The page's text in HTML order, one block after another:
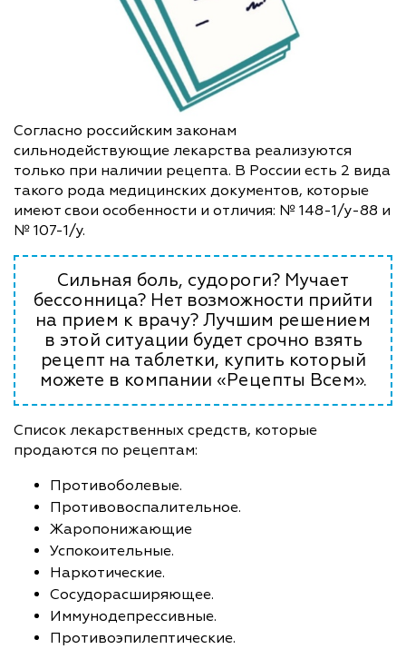
Согласно российским законам
сильнодействующие лекарства реализуются
только при наличии рецепта. В России есть 2 вида
такого рода медицинских документов, которые
имеют свои особенности и отличия: № 148-1/у-88 и
№ 107-1/у.
Сильная боль, судороги? Мучает
бессонница? Нет возможности прийти
на прием к врачу? Лучшим решением
в этой ситуации будет срочно взять
рецепт на таблетки, купить который
можете в компании «Рецепты Всем».
Список лекарственных средств, которые
продаются по рецептам:
Противоболевые.
Противовоспалительное.
Жаропонижающие
Успокоительные.
Наркотические.
Сосудорасширяющее.
Иммунодепрессивные.
Противоэпилептические.